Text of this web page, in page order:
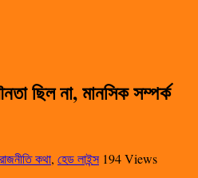
ছিল না, মানসিক সম্পর্ক
কথা, হেড লাইন্স 194 Views